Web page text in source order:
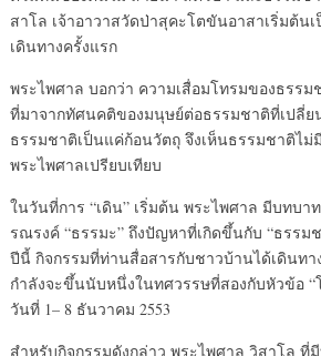
สาโล เจ้าอาวาสวัดป่าสุคะโตขันอาสาเริ่มต้น
เดินทางครั้งแรก
พระไพศาล บอกว่า ความเสื่อมโทรมของธรร
ที่มาจากทัศนคติของมนุษย์ต่อธรรมชาติที่เปลี่ย
ธรรมชาติเป็นแค่ก้อนวัตถุ จึงเห็นธรรมชาติไม่
พระไพศาลเปรียบเทียบ
ในวันที่การ “เดิน” เริ่มต้น พระไพศาล มีบทบา
รณรงค์ “ธรรมะ” ถึงปัญหาที่เกิดขึ้นกับ “ธรร
ปีนี้ กิจกรรมที่ท่านสื่อสารกับชาวบ้านได้เดินท
กำลังจะขึ้นนับหนึ่งในทศวรรษที่สองกับหัวข้อ “
วันที่ 1– 8 ธันวาคม 2553
สำหรับกิจกรรมดังกล่าว พระไพศาล วิสาโล